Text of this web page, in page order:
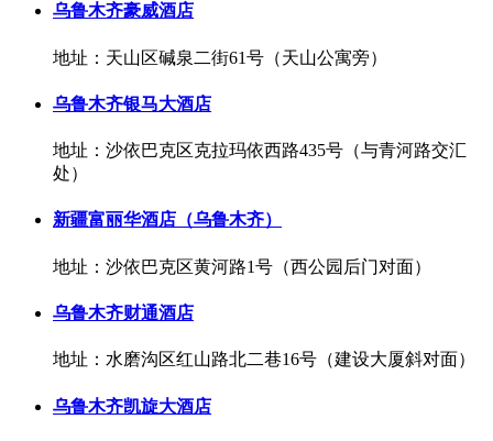
乌鲁木齐豪威酒店
地址：天山区碱泉二街61号（天山公寓旁）
乌鲁木齐银马大酒店
地址：沙依巴克区克拉玛依西路435号（与青河路交汇
处）
新疆富丽华酒店（乌鲁木齐）
地址：沙依巴克区黄河路1号（西公园后门对面）
乌鲁木齐财通酒店
地址：水磨沟区红山路北二巷16号（建设大厦斜对面）
乌鲁木齐凯旋大酒店